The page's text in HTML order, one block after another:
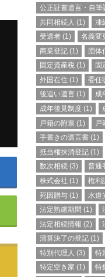
公正証書遺言・自筆
共同相続人 (1) 凍
受遺者 (1) 名義変
商業登記 (1) 団体
固定資産税 (1) 固
外国在住 (1) 委任
後追い遺言 (1) 成
成年後見制度 (1)
戸籍の附票 (1) 戸
手書きの遺言書 (1)
抵当権抹消登記 (1)
数次相続 (3) 普通
株式会社 (1) 権利
死因贈与 (1) 水道
法定熟慮期間 (1)
法定相続情報 (2)
清算決了の登記 (1)
特別代理人 (3) 特
特定空き家 (1) 特